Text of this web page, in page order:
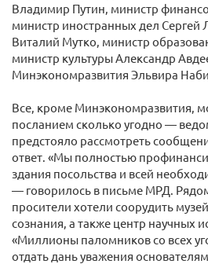
Владимир Путин, министр
министр иностранных дел Сергей
Виталий Мутко, министр
министр культуры Александр
Минэкономразвития Эльвира
Все, кроме Минэкономразвития,
посланием сколько угодно —
предстояло рассмотреть
ответ. «Мы полностью
здания посольства и всей
— говорилось в письме МРД.
просители хотели соорудить
сознания, а также центр научных
«Миллионы паломников со всех
отдать дань уважения